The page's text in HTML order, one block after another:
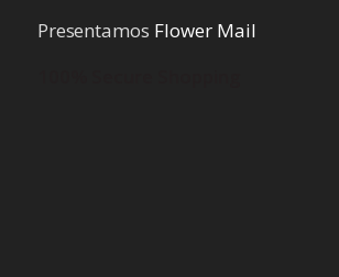
Presentamos Flower Mail